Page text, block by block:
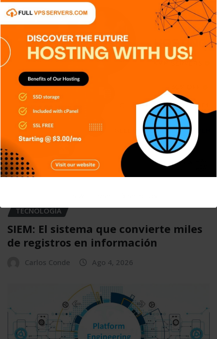
Git: La herramienta que transformó
el desarrollo de software
Carlos Conde Ago 5, 2026
TECNOLOGÍA
SIEM: El sistema que convierte miles
de registros en información
Carlos Conde Ago 4, 2026